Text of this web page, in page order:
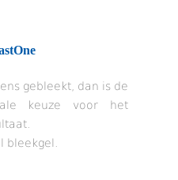
gebleekt, dan is de
keuze voor het